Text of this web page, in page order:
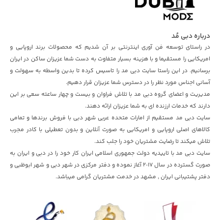
درباره دبی مُد
در راستای توسعه فن آوری اینترنتی بر آن شدیم که محصولات برند اروپایی و
امریکایی را مستقیما و با هزینه بسیار متفاوت به دست شما عزیزان ساکن در ایران
برسانیم. در این راستا سایت دبی مد را تاسیس کرده تا بدین واسطه به سهولت و
آسانی اجناس مورد نظر را در دسترس شما عزیزان قرار دهیم.
مدیریت و اعضای گروه دبی مد با تلاش فراوان و بیست و چهار ساعته سعی بر این
دارند که خدمات ارزنده ای به شما عزیزان ارائه دهند.
سایت دبی مد مستقیم از امارات متحده عربی شهر دبی با فروش برندها و تمامی
کالاهای اصلی اروپایی و امریکایی به صورت آنلاین و بدون تعطیلی با کادر مجرب
تلاش میکند تا رضایت مشتریان خود را جلب کند.
سایت دبی مد با تاییدیه دولت جمهوری اسلامی ایران کار خود را در دبی و ایران به
صورت گسترده در سال ٢٠١۷ آغاز نموده و دفتر مرکزی در شهر دبی و شهر ابوظبی و
دفتر پشتیبانی ایران , مشهد در خدمت مشتریان گرامی میباشد.